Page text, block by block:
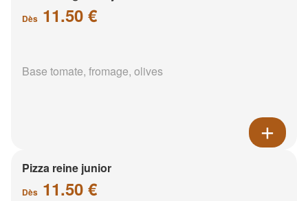
Dès 11.50 €
Base tomate, fromage, olives
Pizza reine junior
Dès 11.50 €